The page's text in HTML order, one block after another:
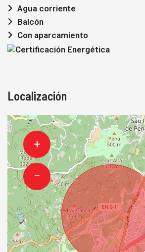
Agua corriente
Balcón
Con aparcamiento
Localización
+
−